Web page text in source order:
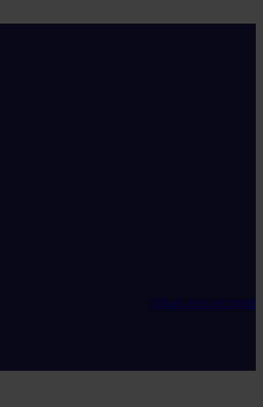
Maak een account